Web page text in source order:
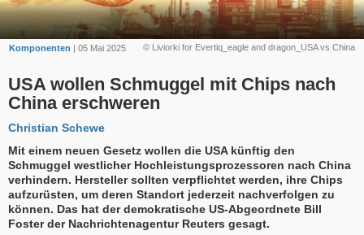
© Liviorki for Evertiq_eagle and dragon_USA vs China
Komponenten | 05 Mai 2025
USA wollen Schmuggel mit Chips nach
China erschweren
Christian Schewe
Mit einem neuen Gesetz wollen die USA künftig den
Schmuggel westlicher Hochleistungsprozessoren nach China
verhindern. Hersteller sollten verpflichtet werden, ihre Chips
aufzurüsten, um deren Standort jederzeit nachverfolgen zu
können. Das hat der demokratische US-Abgeordnete Bill
Foster der Nachrichtenagentur Reuters gesagt.